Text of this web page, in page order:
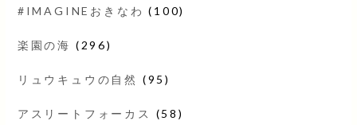
#IMAGINEおきなわ (100)
楽園の海 (296)
リュウキュウの自然 (95)
アスリートフォーカス (58)